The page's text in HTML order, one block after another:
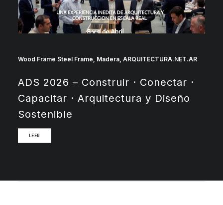
Wood Frame Steel Frame Madera ARQUITECTURA.NET.AR
ADS 2026 – Construir · Conectar ·
Capacitar · Arquitectura y Diseño
Sostenible
LEER